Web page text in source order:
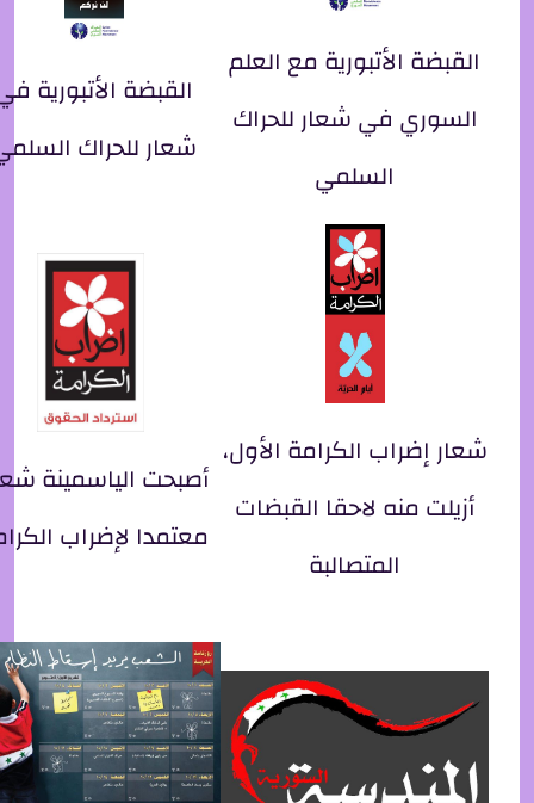
القبضة الأتبورية مع العلم
السوري في شعار للحراك
السلمي
القبضة الأتبورية
شعار للحراك
شعار إضراب الكرامة الأول،
أزيلت منه لاحقا القبضات
المتصالبة
أصبحت الياسمينة
معتمدا لإضراب